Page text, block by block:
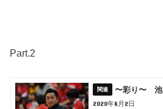
Part.2
〜彩り〜 池
2020年8月2日